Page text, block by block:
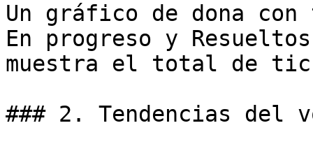
Un gráfico de dona
En progreso y
muestra el total de
### 2. Tendencias del